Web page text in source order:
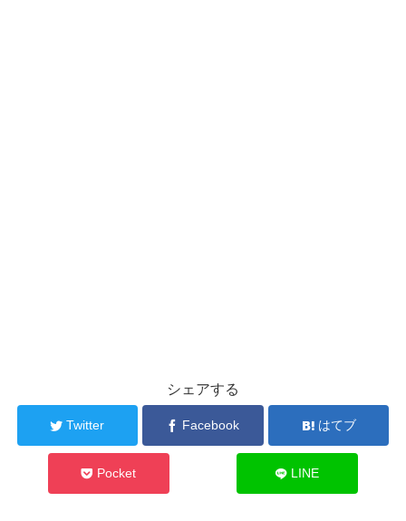
シェアする
Twitter Facebook はてブ
Pocket LINE